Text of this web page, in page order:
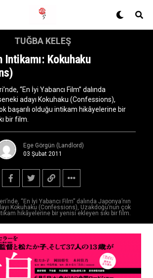
“En İyi Yabancı Film” dalında Japonya’nın
Kokuhaku (Confessions), Uzakdoğu’nun çok
hikâyelerine bir yenisi ekleyen sıkı bir film.
TUĞBA KELEŞ
Intikamı: Kokuhaku
“En İyi Yabancı Film” dalında
adayı Kokuhaku (Confessions),
başarılı olduğu intikam hikâyelerine bir
bir film.
Ege Görgün (Landlord)
03 Şubat 2011